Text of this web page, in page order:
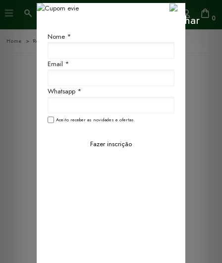
0
Home Refis 250ml
Nome *
Email *
Whatsapp *
Aceito receber as novidades e ofertas.
Fazer inscrição